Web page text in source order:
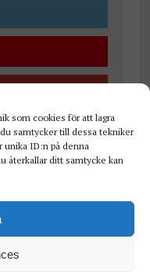
som cookies för att lagra
samtycker till dessa tekniker
unika ID:n på denna
återkallar ditt samtycke kan